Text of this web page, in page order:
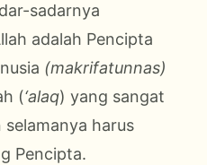
sadarnya
adalah Pencipta
(makrifatunnas)
(‘alaq) yang sangat
harus
Pencipta.